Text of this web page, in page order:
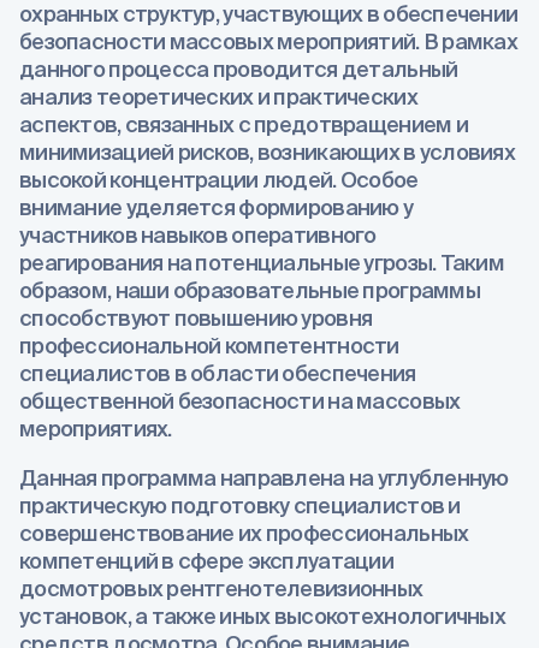
охранных структур, участвующих в обеспечении
безопасности массовых мероприятий. В рамках
данного процесса проводится детальный
анализ теоретических и практических
аспектов, связанных с предотвращением и
минимизацией рисков, возникающих в условиях
высокой концентрации людей. Особое
внимание уделяется формированию у
участников навыков оперативного
реагирования на потенциальные угрозы. Таким
образом, наши образовательные программы
способствуют повышению уровня
профессиональной компетентности
специалистов в области обеспечения
общественной безопасности на массовых
мероприятиях.
Данная программа направлена на углубленную
практическую подготовку специалистов и
совершенствование их профессиональных
компетенций в сфере эксплуатации
досмотровых рентгенотелевизионных
установок, а также иных высокотехнологичных